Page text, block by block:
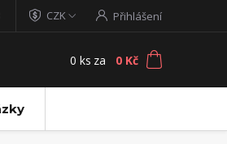
CZK Přihlášení
0 ks za 0 Kč